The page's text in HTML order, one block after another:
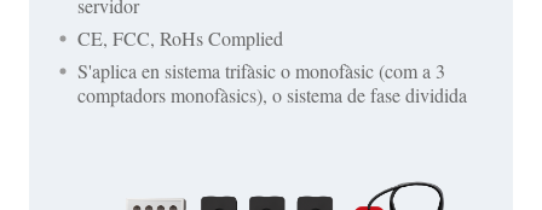
CE, FCC, RoHs Complied
S'aplica en sistema trifàsic o monofàsic (com a 3
comptadors monofàsics), o sistema de fase dividida